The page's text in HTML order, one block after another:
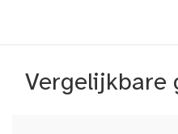
Vergelijkbare